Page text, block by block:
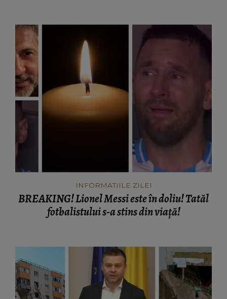
INFORMATIILE ZILEI
BREAKING! Lionel Messi este în doliu! Tatăl
fotbalistului s-a stins din viață!